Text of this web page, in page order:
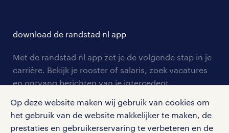
Op deze website maken wij gebruik van cookies om
het gebruik van de website makkelijker te maken, de
prestaties en gebruikerservaring te verbeteren en de
tarieven
personeel gezocht
aanmelden nieuwsbrief
solliciteren
blogs en artikelen
bruto-netto calculator
onze vestigingen
pers
klachten en misstanden
download de randstad nl app
Met de randstad nl app zet je de volgende stap in je
carrière. Bekijk je rooster of salaris, zoek vacatures
en ontvang berichten van je intercedent.
apple app store